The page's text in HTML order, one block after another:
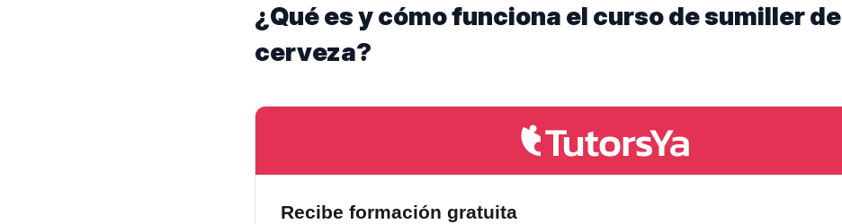
¿Qué es y cómo funciona el curso de sumiller de
cerveza?
Recibe formación gratuita